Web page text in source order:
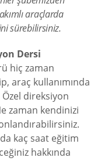
araçlarda
sürebilirsiniz.
Dersi
hiç zaman
araç kullanımında
direksiyon
zaman kendinizi
kaç saat eğitim
hakkında